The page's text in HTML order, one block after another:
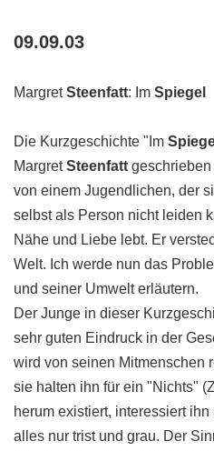
09.09.03
MargretSteenfatt: Im Spiegel
Die Kurzgeschichte "Im
MargretSteenfatt
von einem Jugendlichen, der
selbst als Person nicht leiden
Nähe und Liebe lebt. Er
Welt. Ich werde nun das
und seiner Umwelt erläutern.
Der Junge in dieser
sehr guten Eindruck in der
wird von seinen Mitmenschen
sie halten ihn für ein "Nichts"
herum existiert, interessiert
alles nur trist und grau. Der